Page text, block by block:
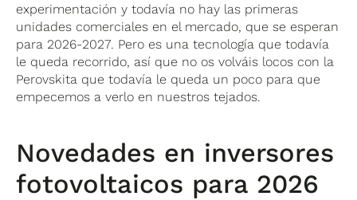
experimentación y todavía no hay las primeras
unidades comerciales en el mercado, que se esperan
para 2026-2027. Pero es una tecnología que todavía
le queda recorrido, así que no os volváis locos con la
Perovskita que todavía le queda un poco para que
empecemos a verlo en nuestros tejados.
Novedades en inversores
fotovoltaicos para 2026